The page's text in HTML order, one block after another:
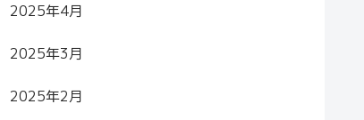
2025年4月
2025年3月
2025年2月